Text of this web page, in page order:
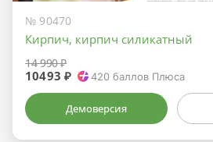
№ 90470
Кирпич, кирпич силикатный
14 990 ₽
10493 ₽ 420 баллов Плюса
Демоверсия